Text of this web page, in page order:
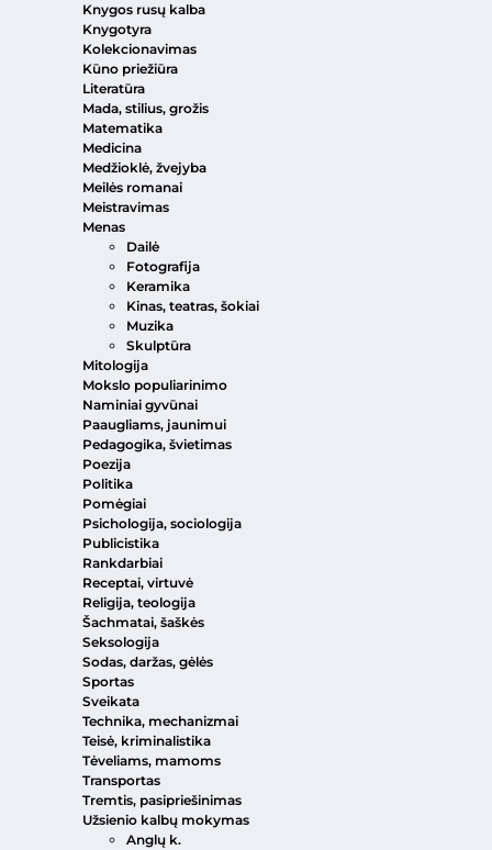
Knygos rusų kalba
Knygotyra
Kolekcionavimas
Kūno priežiūra
Literatūra
Mada, stilius, grožis
Matematika
Medicina
Medžioklė, žvejyba
Meilės romanai
Meistravimas
Menas
Dailė
Fotografija
Keramika
Kinas, teatras, šokiai
Muzika
Skulptūra
Mitologija
Mokslo populiarinimo
Naminiai gyvūnai
Paaugliams, jaunimui
Pedagogika, švietimas
Poezija
Politika
Pomėgiai
Psichologija, sociologija
Publicistika
Rankdarbiai
Receptai, virtuvė
Religija, teologija
Šachmatai, šaškės
Seksologija
Sodas, daržas, gėlės
Sportas
Sveikata
Technika, mechanizmai
Teisė, kriminalistika
Tėveliams, mamoms
Transportas
Tremtis, pasipriešinimas
Užsienio kalbų mokymas
Anglų k.